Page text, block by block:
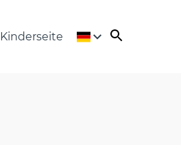
Kinderseite